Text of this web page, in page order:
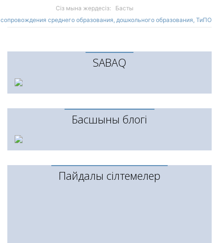
Сіз мына жердесіз:
Басты
среднего образования, дошкольного образования, ТиПО
SABAQ
Басшының блогі
Пайдалы сілтемелер